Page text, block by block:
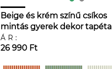
Beige és krém színű csíkos
mintás gyerek dekor tapéta
ÁR:
26 990 Ft